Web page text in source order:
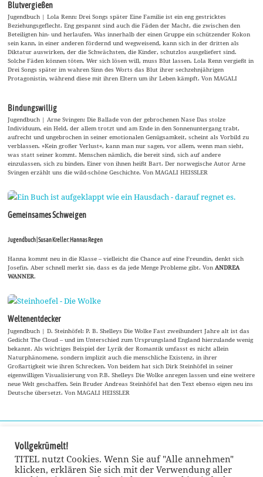
Blutvergießen
Jugendbuch | Lola Renn: Drei Songs später Eine Familie ist ein eng gestricktes
Beziehungsgeflecht. Eng gespannt sind auch die Fäden der Macht, die zwischen den
Beteiligten hin- und herlaufen. Was innerhalb der einen Gruppe ein schützender Kokon
sein kann, in einer anderen fördernd und wegweisend, kann sich in der dritten als
Diktatur auswirken, der die Schwächsten, die Kinder, schutzlos ausgeliefert sind.
Solche Fäden können töten. Wer sich lösen will, muss Blut lassen. Lola Renn vergießt in
Drei Songs später im wahren Sinn des Worts das Blut ihrer sechzehnjährigen
Protagonistin, während diese mit ihren Eltern um ihr Leben kämpft. Von MAGALI
Bindungswillig
Jugendbuch | Arne Svingen: Die Ballade von der gebrochenen Nase Das stolze
Individuum, ein Held, der allem trotzt und am Ende in den Sonnenuntergang trabt,
aufrecht und ungebrochen in seiner emotionalen Genügsamkeit, scheint als Vorbild zu
verblassen. »Kein großer Verlust«, kann man nur sagen, vor allem, wenn man sieht,
was statt seiner kommt. Menschen nämlich, die bereit sind, sich auf andere
einzulassen, sich zu binden. Einer von ihnen heißt Bart. Der norwegische Autor Arne
Svingen erzählt uns die wild-schöne Geschichte. Von MAGALI HEISSLER
Gemeinsames Schweigen
Jugendbuch | Susan Kreller: Hannas Regen
Hanna kommt neu in die Klasse – vielleicht die Chance auf eine Freundin, denkt sich
Josefin. Aber schnell merkt sie, dass es da jede Menge Probleme gibt. VonANDREA
WANNER.
Weltenentdecker
Jugendbuch | D. Steinhöfel: P. B. Shelleys Die Wolke Fast zweihundert Jahre alt ist das
Gedicht The Cloud – und im Unterschied zum Ursprungsland England hierzulande wenig
bekannt. Als wichtiges Beispiel der Lyrik der Romantik umfasst es nicht allein
Naturphänomene, sondern implizit auch die menschliche Existenz, in ihrer
Großartigkeit wie ihren Schrecken. Von beidem hat sich Dirk Steinhöfel in seiner
eigenwilligen Visualisierung von P.B. Shelleys Die Wolke anregen lassen und eine weitere
neue Welt geschaffen. Sein Bruder Andreas Steinhöfel hat den Text ebenso eigen neu ins
Deutsche übersetzt. Von MAGALI HEISSLER
Vollgekrümelt!
TITEL nutzt Cookies. Wenn Sie auf "Alle annehmen"
klicken, erklären Sie sich mit der Verwendung aller